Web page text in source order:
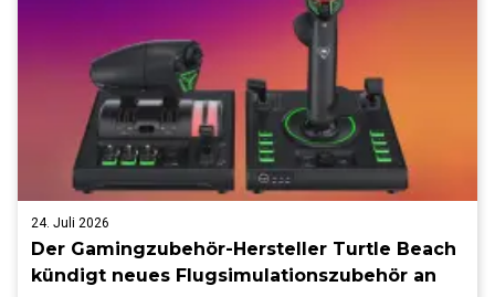
24. Juli 2026
Der Gamingzubehör-Hersteller Turtle Beach
kündigt neues Flugsimulationszubehör an